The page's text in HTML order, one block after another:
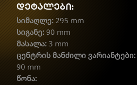
დეტალები:
სიმაღლე: 295 mm
სიგანე: 90 mm
მასალა: 3 mm
ცენტრის მანძილი ვარიანტები:
90 mm
წონა: